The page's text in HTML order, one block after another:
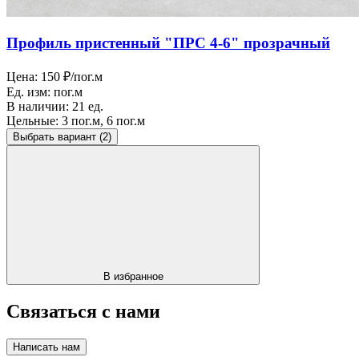
Профиль пристенный "ПРС 4-6" прозрачный
Цена: 150 ₽/пог.м
Ед. изм: пог.м
В наличии: 21 ед.
Цельные: 3 пог.м, 6 пог.м
Выбрать вариант (2)
В избранное
Связаться с нами
Написать нам